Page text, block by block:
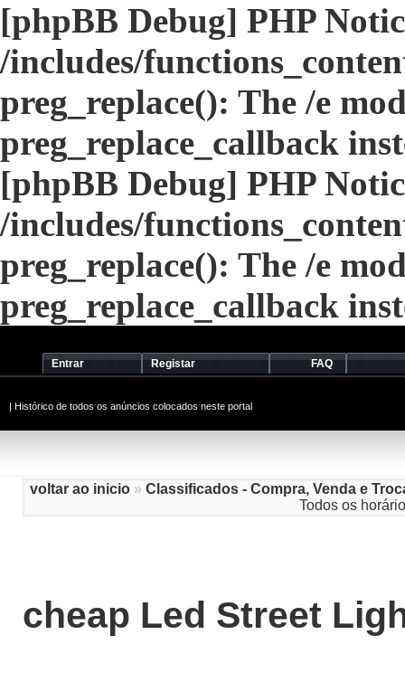
[phpBB Debug] PHP
/includes/
preg_replace(): The /e
preg_replace_callback
[phpBB Debug] PHP
/includes/
preg_replace(): The /e
preg_replace_callback
Entrar Registar FAQ
| Histórico de todos os anúncios colocados neste portal
voltar ao inicio » Classificados - Compra, Venda e
Todos os
cheap Led Street